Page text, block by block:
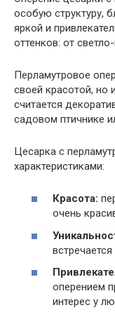
особую структуру,
яркой и
оттенков: от
Перламутровое
своей красотой, но
считается
садовом птичнике
Цесарка с
характеристиками:
Красота:
очень
оперением
интерес у